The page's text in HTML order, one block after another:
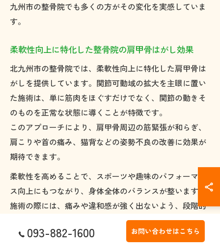
九州市の整骨院でも多くの方がその変化を実感していま
す。
柔軟性向上に特化した整骨院の肩甲骨はがし効果
北九州市の整骨院では、柔軟性向上に特化した肩甲骨は
がしを提供しています。関節可動域の拡大を主眼に置い
た施術は、単に筋肉をほぐすだけでなく、関節の動きそ
のものを正常な状態に導くことが特徴です。
このアプローチにより、肩甲骨周辺の筋緊張が和らぎ、
肩こりや首の痛み、猫背などの姿勢不良の改善に効果が
期待できます。
柔軟性を高めることで、スポーツや趣味のパフォーマン
ス向上にもつながり、身体全体のバランスが整います。
施術の際には、痛みや違和感が強く出ないよう、段階的
に可動域を拡げる工夫を行っているため、初めての方や
高齢の方でも安心して受けられるのが特徴です。
093-882-1600 お問い合わせはこちら